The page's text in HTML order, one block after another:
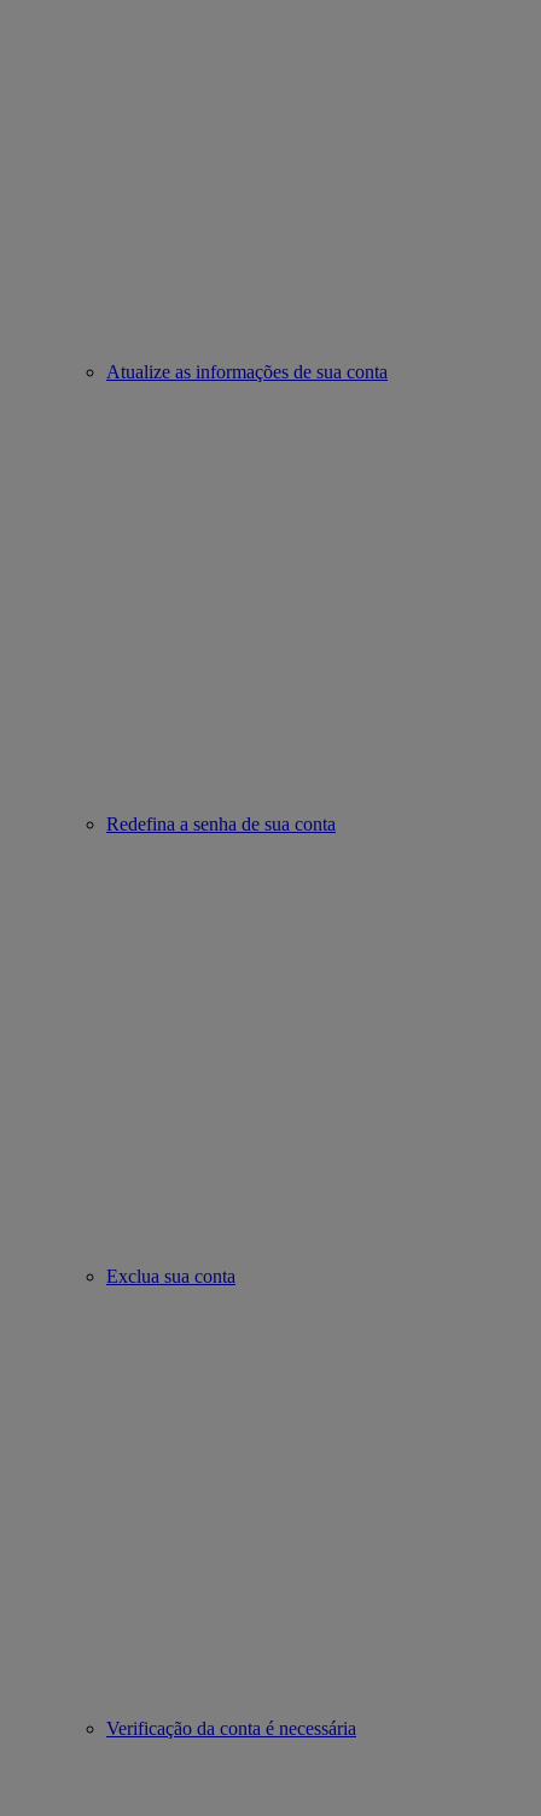
Atualize as informações de sua conta
Redefina a senha de sua conta
Exclua sua conta
Verificação da conta é necessária